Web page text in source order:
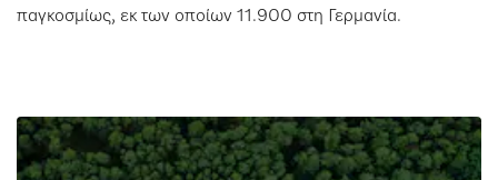
παγκοσμίως, εκ των οποίων 11.900 στη Γερμανία.